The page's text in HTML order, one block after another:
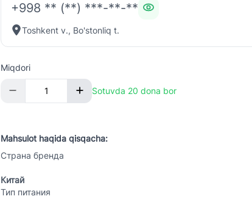
+998 ** (**) ***-**-**
Toshkent v., Bo'stonliq t.
Miqdori
Sotuvda 20 dona bor
Mahsulot haqida qisqacha:
Страна бренда
Китай
Тип питания